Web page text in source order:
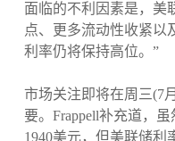
面临的不利因素是，美
点、更多流动性收紧以
利率仍将保持高位。”
市场关注即将在周三(7
要。Frappell补充道，
1940美元，但美联储利